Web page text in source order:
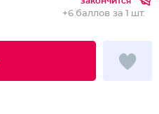
+6 баллов за 1 шт.